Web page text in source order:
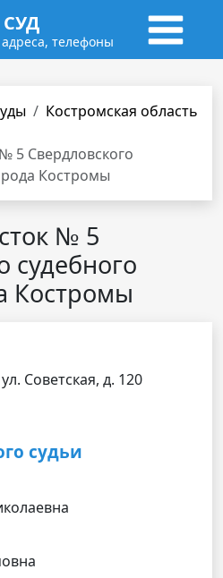
телефоны
Костромская область
5 Свердловского
Костромы
№ 5
судебного
Костромы
Советская, д. 120
судьи